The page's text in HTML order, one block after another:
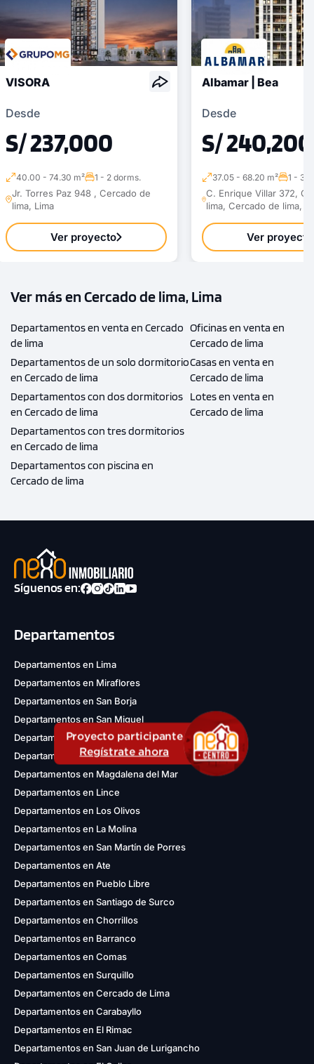
Proyecto participante
Regístrate ahora
VISORA
Desde
S/ 237,000
40.00 - 74.30 m² 1 - 2 dorms.
Jr. Torres Paz 948 , Cercado de
lima, Lima
Ver proyecto
Albamar | Bea
Desde
S/ 240,200
37.05 - 68.20 m² 1 - 3
C. Enrique Villar 372,
lima, Cercado de lima,
Ver proyecto
Ver más en Cercado de lima, Lima
Departamentos en venta en Cercado
de lima
Departamentos de un solo dormitorio
en Cercado de lima
Departamentos con dos dormitorios
en Cercado de lima
Departamentos con tres dormitorios
en Cercado de lima
Departamentos con piscina en
Cercado de lima
Oficinas en venta en
Cercado de lima
Casas en venta en
Cercado de lima
Lotes en venta en
Cercado de lima
Síguenos en:
Departamentos
Departamentos en Lima
Departamentos en Miraflores
Departamentos en San Borja
Departamentos en San Miguel
Departamentos en Jesús María
Departamentos en San Isidro
Departamentos en Magdalena del Mar
Departamentos en Lince
Departamentos en Los Olivos
Departamentos en La Molina
Departamentos en San Martín de Porres
Departamentos en Ate
Departamentos en Pueblo Libre
Departamentos en Santiago de Surco
Departamentos en Chorrillos
Departamentos en Barranco
Departamentos en Comas
Departamentos en Surquillo
Departamentos en Cercado de Lima
Departamentos en Carabayllo
Departamentos en El Rimac
Departamentos en San Juan de Lurigancho